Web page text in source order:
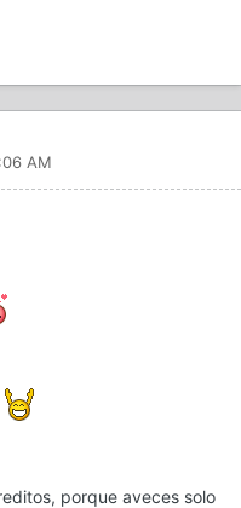
AM
porque aveces solo